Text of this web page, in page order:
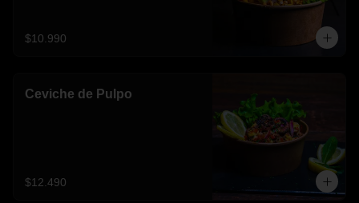
$10.990
Ceviche de Pulpo
$12.490